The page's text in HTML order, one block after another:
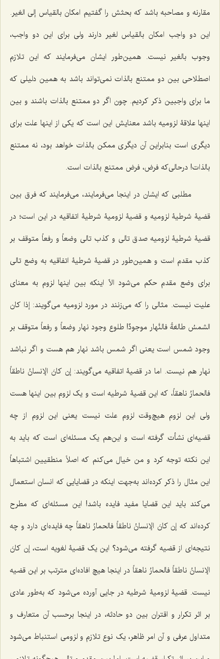
مقارنه و مصاحبه باشد که بحثش را گفتیم امکان بالقیاس إلی الغیر.
این دو واجب امکان بالقیاس لغیر دارند ولی برای این دو واجب،
وجوب بالغیر نیست. همین‌طور ایشان می‌فرمایند که این تلازم
اصطلاحی بین دو ممتنع بالذات نمی‌تواند باشد به همین دلیلی که
ما برای واجبین ذکر کردیم. چون اگر دو ممتنع بالذات باشند و بین
اینها علاقۀ لزومیه باشد معنایش این است که یکی از اینها علت برای
دیگری است بنابراین آن دیگری ممکن بالذات خواهد بود، نه ممتنع
بالذات! درحالی‌که فرض، فرض ممتنع بالذات است.
مطلبی که ایشان در اینجا می‌فرمایند، می‌فرمایند که فرق بین
قضیۀ شرطیۀ لزومیه و قضیۀ لزومیۀ شرطیۀ اتفاقیه در این است؛ در
قضیۀ شرطیۀ لزومیه صدق تالی و کذب تالی وضعاً و رفعاً متوقف بر
کذب مقدم است و همین‌طور در قضیۀ شرطیۀ اتفاقیه به وضع تالی
برای وضع مقدم حکم می‌شود الاّ اینکه بین اینها لزوم به معنای
علیت نیست. مثالی را که می‌زنند در مورد لزومیه می‌گویند: إذا کان
الشمسُ طالعَةً فالنَّهار موجودٌ! طلوع وجود نهار وضعاً و رفعاً متوقف بر
وجود شمس است یعنی اگر شمس باشد نهار هم هست و اگر نباشد
نهار هم نیست. اما در قضیۀ اتفاقیه می‌گویند:إن کانَ الإنسانُ ناطقاً
فالحمارُ ناهقاً، که این قضیۀ شرطیه است و یک لزوم بین اینها هست
ولی این لزوم هیچ‌وقت لزوم علت نیست یعنی این لزوم از چه
قضیه‌ای نشأت گرفته است و این‌هم یک مسئله‌ای است که باید به
این نکته توجه کرد و من خیال می‌کنم که اصلاً منطقیین اشتباهاً
این مثال را ذکر کرده‌اند به‌جهت اینکه در قضایایی که انسان استعمال
می‌کند باید این قضایا مفید فایده باشد! این مسئله‌ای که مطرح
کرده‌اند که إن کانَ الإنسانُ ناطقاً فالحمارُ ناهقاً چه فایده‌ای دارد و چه
نتیجه‌ای از قضیه گرفته می‌شود؟ این یک قضیۀ لغویه است،إن کانَ
الإنسانُ ناطقاً فالحمارُ ناهقاً در اینجا هیچ افاده‌ای مترتب بر این قضیه
نیست. قضیۀ لزومیۀ شرطیه در جایی آورده می‌شود که به‌طور عادی
بر اثر تکرار و اقتران بین دو حادثه، در اینجا برحسب آن متعارف و
متداول عرفی و آن امر ظاهر، یک نوع تلازم و لزومی استنباط می‌شود